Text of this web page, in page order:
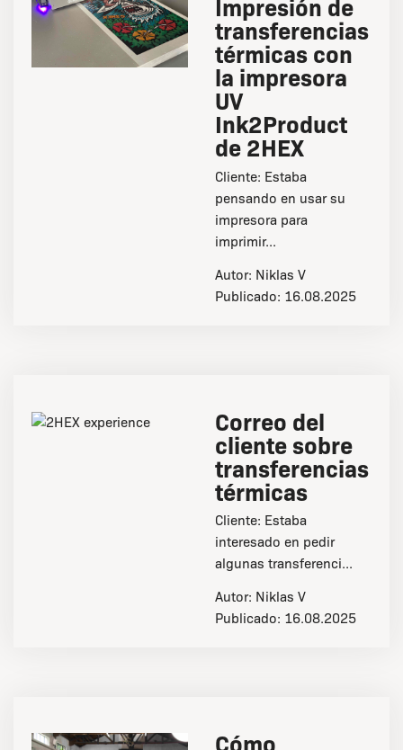
Impresión de
transferencias
térmicas con
la impresora
UV
Ink2Product
de 2HEX
Cliente: Estaba
pensando en usar su
impresora para
imprimir...
Autor: Niklas V
Publicado: 16.08.2025
Correo del
cliente sobre
transferencias
térmicas
Cliente: Estaba
interesado en pedir
algunas transferenci...
Autor: Niklas V
Publicado: 16.08.2025